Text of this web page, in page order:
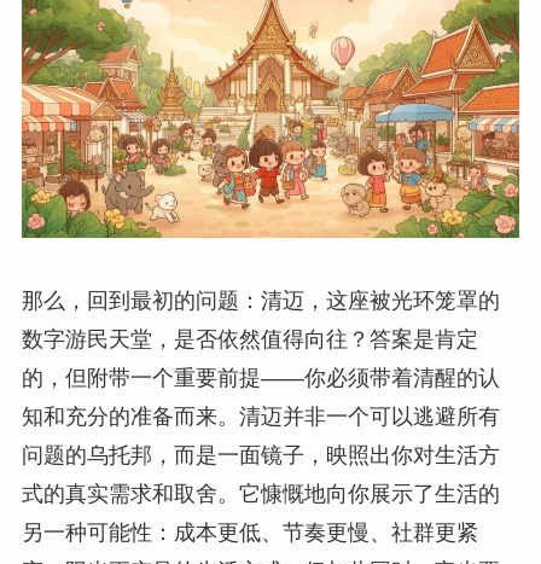
那么，回到最初的问题：清迈，这座被光环笼罩的
数字游民天堂，是否依然值得向往？答案是肯定
的，但附带一个重要前提——你必须带着清醒的认
知和充分的准备而来。清迈并非一个可以逃避所有
问题的乌托邦，而是一面镜子，映照出你对生活方
式的真实需求和取舍。它慷慨地向你展示了生活的
另一种可能性：成本更低、节奏更慢、社群更紧